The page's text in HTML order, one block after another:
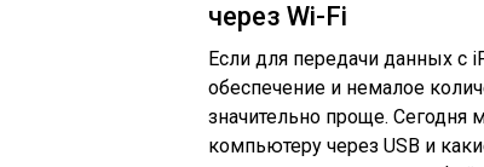
через Wi-Fi
Если для передачи данных с
обеспечение и немалое
значительно проще.
компьютеру через USB и